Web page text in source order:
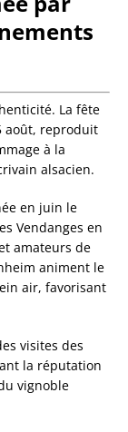
La fête
août, reproduit
à la
alsacien.
en juin le
Vendanges en
amateurs de
animent le
air, favorisant
visites des
la réputation
vignoble